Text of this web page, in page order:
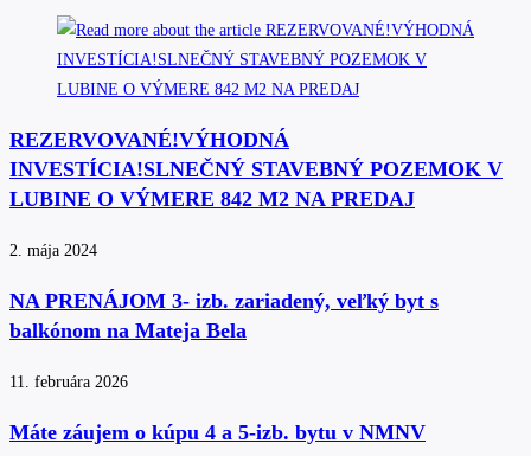
REZERVOVANÉ!VÝHODNÁ
INVESTÍCIA!SLNEČNÝ STAVEBNÝ POZEMOK V
LUBINE O VÝMERE 842 M2 NA PREDAJ
2. mája 2024
NA PRENÁJOM 3- izb. zariadený, veľký byt s
balkónom na Mateja Bela
11. februára 2026
Máte záujem o kúpu 4 a 5-izb. bytu v NMNV